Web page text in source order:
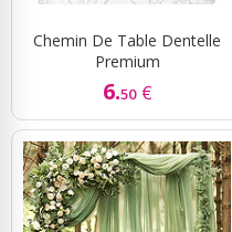
Chemin De Table Dentelle
Premium
6.50 €